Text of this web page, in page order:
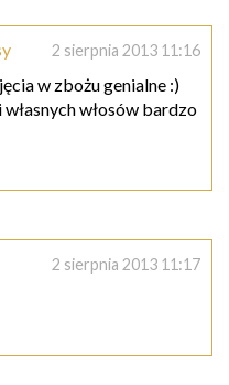
2 sierpnia 2013 11:16
w zbożu genialne :)
włosów bardzo
2 sierpnia 2013 11:17